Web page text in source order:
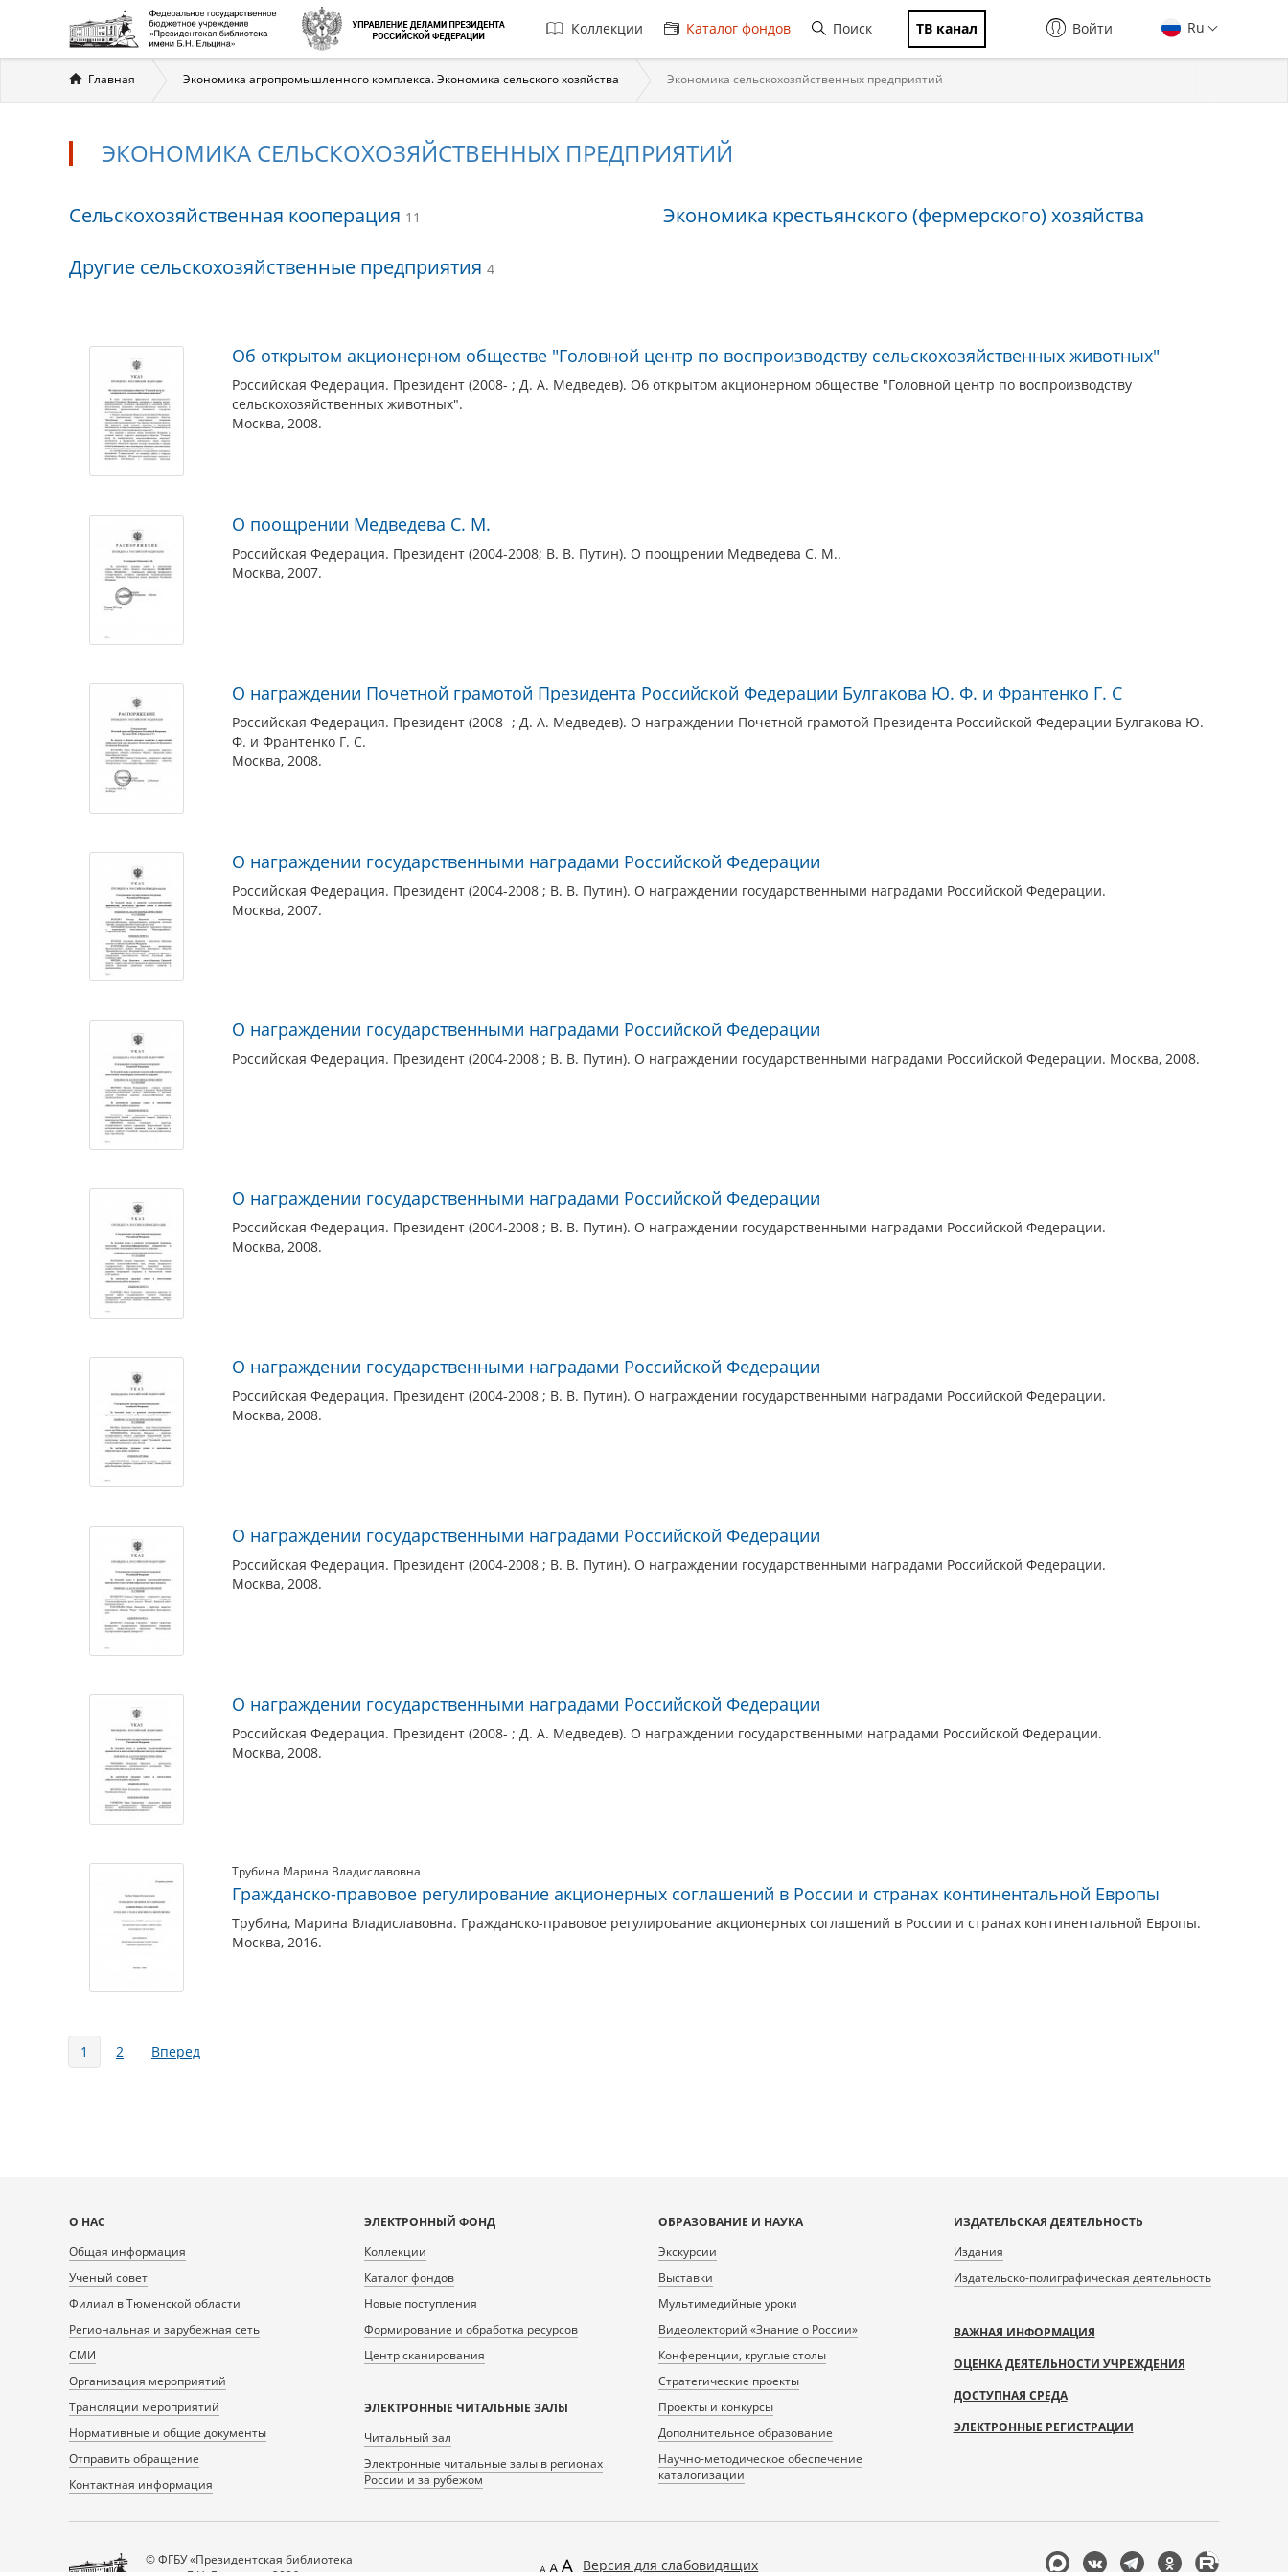
Главная
навигация
Коллекции Каталог фондов Поиск ТВ канал Ru
Войти
Вы
здесь
Главная Экономика агропромышленного комплекса. Экономика сельского хозяйства Экономика сельскохозяйственных предприятий
ЭКОНОМИКА СЕЛЬСКОХОЗЯЙСТВЕННЫХ ПРЕДПРИЯТИЙ
Экономика
сельскохозяйственных
Сельскохозяйственная кооперация 11
Другие сельскохозяйственные предприятия 4
Экономика крестьянского (фермерского) хозяйства
Материалы
теме
Об открытом акционерном обществе "Головной центр по воспроизводству сельскохозяйственных животных"
Российская Федерация. Президент (2008- ; Д. А. Медведев). Об открытом акционерном обществе "Головной центр по воспроизводству
сельскохозяйственных животных".
Москва, 2008.
О поощрении Медведева С. М.
Российская Федерация. Президент (2004-2008; В. В. Путин). О поощрении Медведева С. М..
Москва, 2007.
О награждении Почетной грамотой Президента Российской Федерации Булгакова Ю. Ф. и Франтенко Г. С
Российская Федерация. Президент (2008- ; Д. А. Медведев). О награждении Почетной грамотой Президента Российской Федерации Булгакова Ю.
Ф. и Франтенко Г. С.
Москва, 2008.
О награждении государственными наградами Российской Федерации
Российская Федерация. Президент (2004-2008 ; В. В. Путин). О награждении государственными наградами Российской Федерации.
Москва, 2007.
О награждении государственными наградами Российской Федерации
Российская Федерация. Президент (2004-2008 ; В. В. Путин). О награждении государственными наградами Российской Федерации. Москва, 2008.
О награждении государственными наградами Российской Федерации
Российская Федерация. Президент (2004-2008 ; В. В. Путин). О награждении государственными наградами Российской Федерации.
Москва, 2008.
О награждении государственными наградами Российской Федерации
Российская Федерация. Президент (2004-2008 ; В. В. Путин). О награждении государственными наградами Российской Федерации.
Москва, 2008.
О награждении государственными наградами Российской Федерации
Российская Федерация. Президент (2004-2008 ; В. В. Путин). О награждении государственными наградами Российской Федерации.
Москва, 2008.
О награждении государственными наградами Российской Федерации
Российская Федерация. Президент (2008- ; Д. А. Медведев). О награждении государственными наградами Российской Федерации.
Москва, 2008.
Трубина Марина Владиславовна
Гражданско-правовое регулирование акционерных соглашений в России и странах континентальной Европы
Трубина, Марина Владиславовна. Гражданско-правовое регулирование акционерных соглашений в России и странах континентальной Европы.
Москва, 2016.
Страницы
1 2 Вперед
Карта
сайта
О НАС
Общая информация
Ученый совет
Филиал в Тюменской области
Региональная и зарубежная сеть
СМИ
Организация мероприятий
Трансляции мероприятий
Нормативные и общие документы
Отправить обращение
Контактная информация
ЭЛЕКТРОННЫЙ ФОНД
Коллекции
Каталог фондов
Новые поступления
Формирование и обработка ресурсов
Центр сканирования
ЭЛЕКТРОННЫЕ ЧИТАЛЬНЫЕ ЗАЛЫ
Читальный зал
Электронные читальные залы в регионах
России и за рубежом
ОБРАЗОВАНИЕ И НАУКА
Экскурсии
Выставки
Мультимедийные уроки
Видеолекторий «Знание о России»
Конференции, круглые столы
Стратегические проекты
Проекты и конкурсы
Дополнительное образование
Научно-методическое обеспечение
каталогизации
ИЗДАТЕЛЬСКАЯ ДЕЯТЕЛЬНОСТЬ
Издания
Издательско-полиграфическая деятельность
ВАЖНАЯ ИНФОРМАЦИЯ
ОЦЕНКА ДЕЯТЕЛЬНОСТИ УЧРЕЖДЕНИЯ
ДОСТУПНАЯ СРЕДА
ЭЛЕКТРОННЫЕ РЕГИСТРАЦИИ
© ФГБУ «Президентская библиотека
Версия для слабовидящих